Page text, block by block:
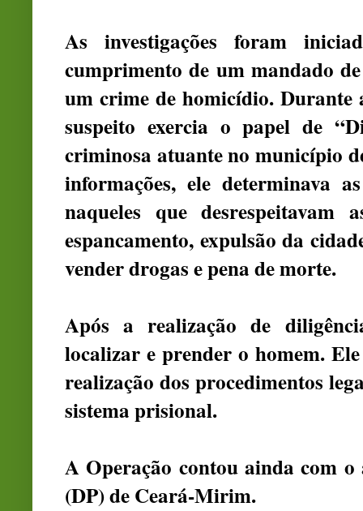
As investigações foram
cumprimento de um mandado
um crime de homicídio. Durante
suspeito exercia o papel de
criminosa atuante no município
informações, ele determinava
naqueles que
espancamento, expulsão da
vender drogas e pena de morte.
Após a realização de
localizar e prender o homem.
realização dos procedimentos
sistema prisional.
A Operação contou ainda com o
(DP) de Ceará-Mirim.